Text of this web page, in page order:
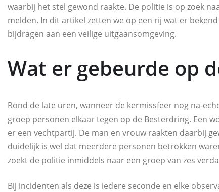
waarbij het stel gewond raakte. De politie is op zoek
melden. In dit artikel zetten we op een rij wat er
bijdragen aan een veilige uitgaansomgeving.
Wat er gebeurde op
Rond de late uren, wanneer de kermissfeer nog na-
groep personen elkaar tegen op de Besterdring. Een
er een vechtpartij. De man en vrouw raakten daarbij
duidelijk is wel dat meerdere personen betrokken
zoekt de politie inmiddels naar een groep van zes
Bij incidenten als deze is iedere seconde en elke